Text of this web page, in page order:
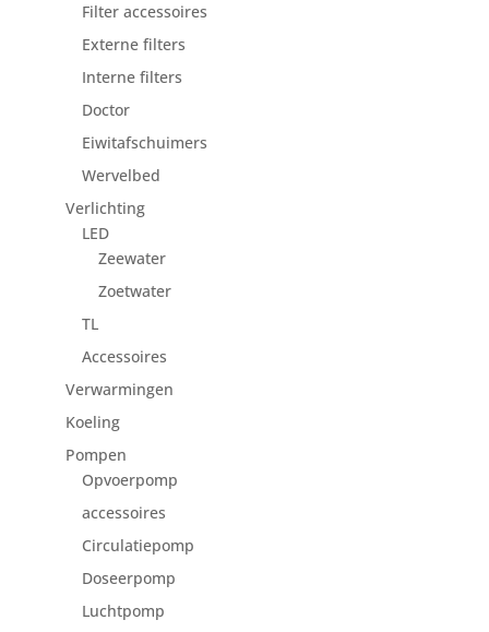
Filter accessoires
Externe filters
Interne filters
Doctor
Eiwitafschuimers
Wervelbed
Verlichting
LED
Zeewater
Zoetwater
TL
Accessoires
Verwarmingen
Koeling
Pompen
Opvoerpomp
accessoires
Circulatiepomp
Doseerpomp
Luchtpomp